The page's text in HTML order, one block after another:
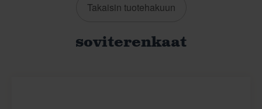
Takaisin tuotehakuun
soviterenkaat